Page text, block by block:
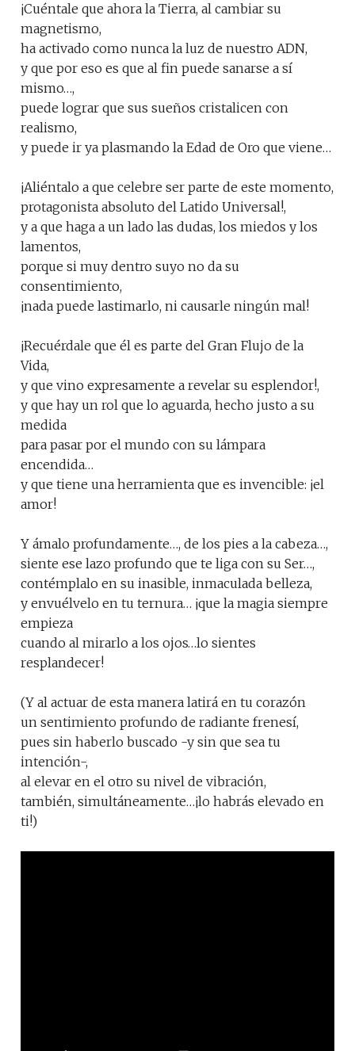
¡Cuéntale que ahora la Tierra, al cambiar su
magnetismo,
ha activado como nunca la luz de nuestro ADN,
y que por eso es que al fin puede sanarse a sí
mismo…,
puede lograr que sus sueños cristalicen con
realismo,
y puede ir ya plasmando la Edad de Oro que viene…
¡Aliéntalo a que celebre ser parte de este momento,
protagonista absoluto del Latido Universal!,
y a que haga a un lado las dudas, los miedos y los
lamentos,
porque si muy dentro suyo no da su
consentimiento,
¡nada puede lastimarlo, ni causarle ningún mal!
¡Recuérdale que él es parte del Gran Flujo de la
Vida,
y que vino expresamente a revelar su esplendor!,
y que hay un rol que lo aguarda, hecho justo a su
medida
para pasar por el mundo con su lámpara
encendida…
y que tiene una herramienta que es invencible: ¡el
amor!
Y ámalo profundamente…, de los pies a la cabeza…,
siente ese lazo profundo que te liga con su Ser…,
contémplalo en su inasible, inmaculada belleza,
y envuélvelo en tu ternura… ¡que la magia siempre
empieza
cuando al mirarlo a los ojos…lo sientes
resplandecer!
(Y al actuar de esta manera latirá en tu corazón
un sentimiento profundo de radiante frenesí,
pues sin haberlo buscado -y sin que sea tu
intención-,
al elevar en el otro su nivel de vibración,
también, simultáneamente…¡lo habrás elevado en
ti!)